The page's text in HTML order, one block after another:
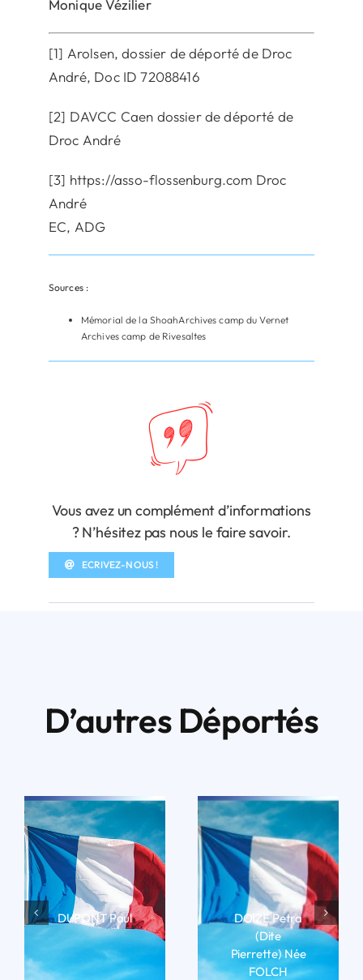
Monique Vézilier
[1] Arolsen, dossier de déporté de Droc
André, Doc ID 72088416
[2] DAVCC Caen dossier de déporté de
Droc André
[3] https://asso-flossenburg.com Droc
André
EC, ADG
Sources :
Mémorial de la ShoahArchives camp du Vernet
Archives camp de Rivesaltes
Vous avez un complément d’informations
? N’hésitez pas nous le faire savoir.
ECRIVEZ-NOUS !
D’autres Déportés
DUPONT Paul
LIRE LA BIO
DOIZE Petra
(dite
Pierrette) Née
FOLCH